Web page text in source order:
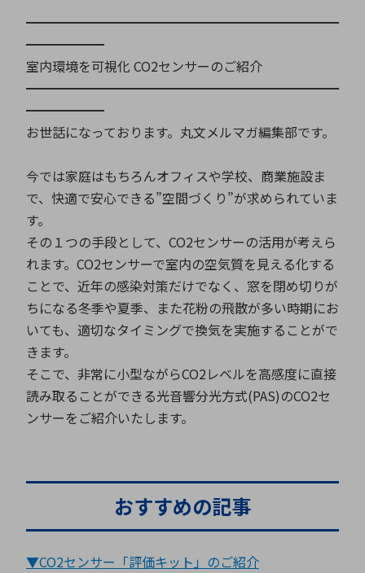
データセンタ・クラウド
ミリ波レーダー
接着・接合
製品製造・加工
シミュレーター
半導体・電子部品小ロット
特定用途向け・その他
医療機器
M
Q
R S
U
Y
Z
検索
━━━━━━━━━━━━━━━━━━━━━━━━
━━━━━━
室内環境を可視化 CO2センサーのご紹介
━━━━━━━━━━━━━━━━━━━━━━━━
━━━━━━
お世話になっております。丸文メルマガ編集部です。
今では家庭はもちろんオフィスや学校、商業施設ま
で、快適で安心できる”空間づくり”が求められていま
す。
その１つの手段として、CO2センサーの活用が考えら
れます。CO2センサーで室内の空気質を見える化する
ことで、近年の感染対策だけでなく、窓を閉め切りが
ちになる冬季や夏季、また花粉の飛散が多い時期にお
いても、適切なタイミングで換気を実施することがで
きます。
そこで、非常に小型ながらCO2レベルを高感度に直接
読み取ることができる光音響分光方式(PAS)のCO2セ
ンサーをご紹介いたします。
おすすめの記事
▼CO2センサー「評価キット」のご紹介